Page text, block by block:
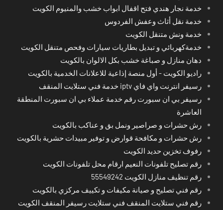
خدمة نجار هندي فتح اقفال ابواب خشب والمنيوم الكويت
خدمة نقل أثاث وعفش الفردوس
خدمة ونش متنقل الكويت
خدمةكهربائي و تبديل بطاريات سيارات وفحص متنقل الكويت
دهان منازل و صباغة خشب بكل الالوان بالكويت
راديو الكويت - أول منصة إذاعية للاعلانات الخدمية بالكويت
رسيفر انترنت واي فاي iptv خدمة فني ستلايت المنقف
رسيفر بي ان سبورت رقم خدمة عملاء بي ان سبورت المنطقة
العاشرة
رش حشرات و صراصير ونمل بق و عناكب بالكويت
رش حشرات و مكافحة قوارض و توفير مبيدات حشرية بالكويت
رفوف تخزين حديد الكويت
رقم تصليح تلفونات النعيم ارقام محل تلفونات الكويت
رقم تنظيف منازل الكويت 55549242
رقم فني تصليح و صيانة مكيفات و تكييف مركزي بالكويت
رقم فني ستلايت المنقف فني ستلايت رسيفر المنقف الكويت